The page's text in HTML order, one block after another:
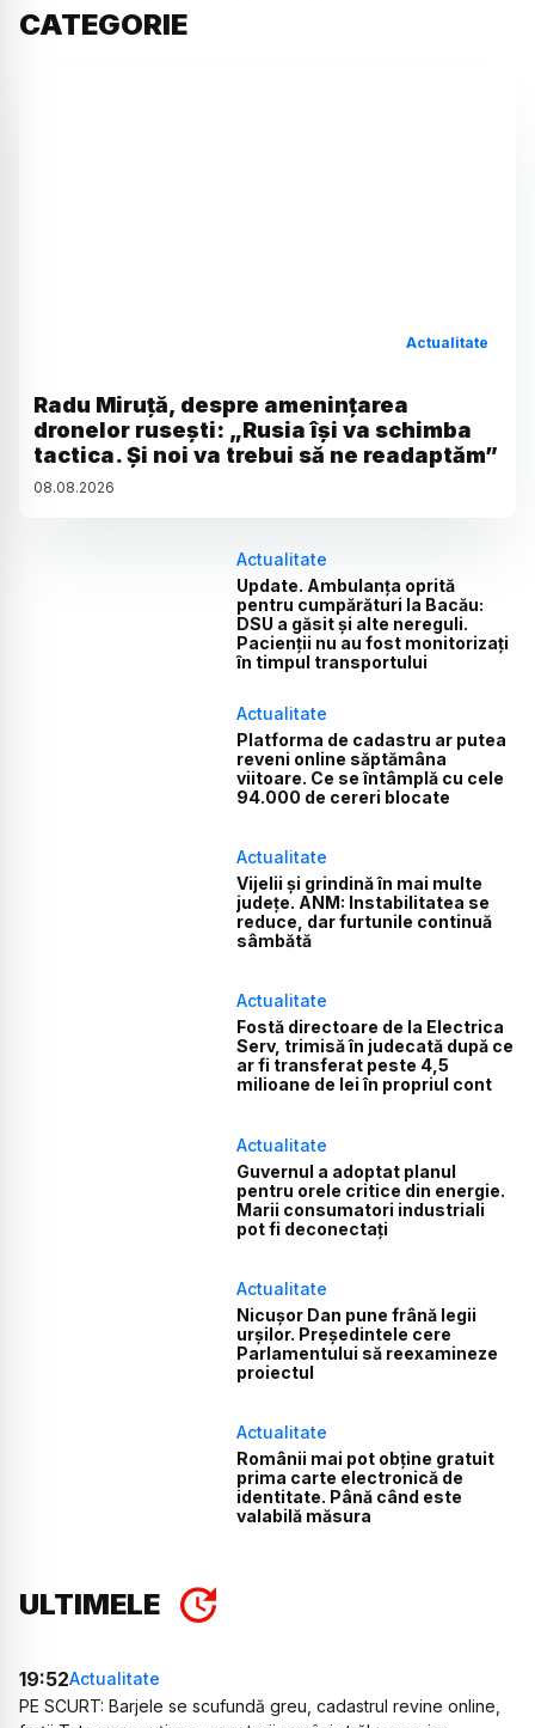
CATEGORIE
Actualitate
Radu Miruță, despre amenințarea
dronelor rusești: „Rusia își va schimba
tactica. Și noi va trebui să ne readaptăm”
08.08.2026
Actualitate
Update. Ambulanța oprită
pentru cumpărături la Bacău:
DSU a găsit și alte nereguli.
Pacienții nu au fost monitorizați
în timpul transportului
Actualitate
Platforma de cadastru ar putea
reveni online săptămâna
viitoare. Ce se întâmplă cu cele
94.000 de cereri blocate
Actualitate
Vijelii și grindină în mai multe
județe. ANM: Instabilitatea se
reduce, dar furtunile continuă
sâmbătă
Actualitate
Fostă directoare de la Electrica
Serv, trimisă în judecată după ce
ar fi transferat peste 4,5
milioane de lei în propriul cont
Actualitate
Guvernul a adoptat planul
pentru orele critice din energie.
Marii consumatori industriali
pot fi deconectați
Actualitate
Nicușor Dan pune frână legii
urșilor. Președintele cere
Parlamentului să reexamineze
proiectul
Actualitate
Românii mai pot obține gratuit
prima carte electronică de
identitate. Până când este
valabilă măsura
ULTIMELE
19:52Actualitate
PE SCURT: Barjele se scufundă greu, cadastrul revine online,